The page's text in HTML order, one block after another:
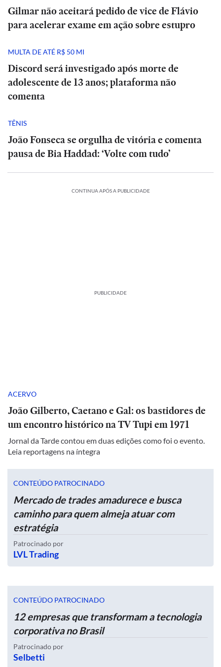
Gilmar não aceitará pedido de vice de Flávio
para acelerar exame em ação sobre estupro
MULTA DE ATÉ R$ 50 MI
Discord será investigado após morte de
adolescente de 13 anos; plataforma não
comenta
TÊNIS
João Fonseca se orgulha de vitória e comenta
pausa de Bia Haddad: ‘Volte com tudo’
CONTINUA APÓS A PUBLICIDADE
PUBLICIDADE
ACERVO
João Gilberto, Caetano e Gal: os bastidores de
um encontro histórico na TV Tupi em 1971
Jornal da Tarde contou em duas edições como foi o evento.
Leia reportagens na íntegra
CONTEÚDO PATROCINADO
Mercado de trades amadurece e busca
caminho para quem almeja atuar com
estratégia
Patrocinado por
LVL Trading
CONTEÚDO PATROCINADO
12 empresas que transformam a tecnologia
corporativa no Brasil
Patrocinado por
Selbetti